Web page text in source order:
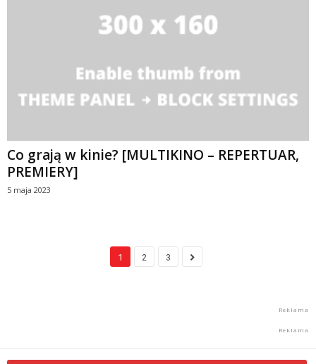
Co grają w kinie? [MULTIKINO – REPERTUAR,
PREMIERY]
5 maja 2023
1 2 3